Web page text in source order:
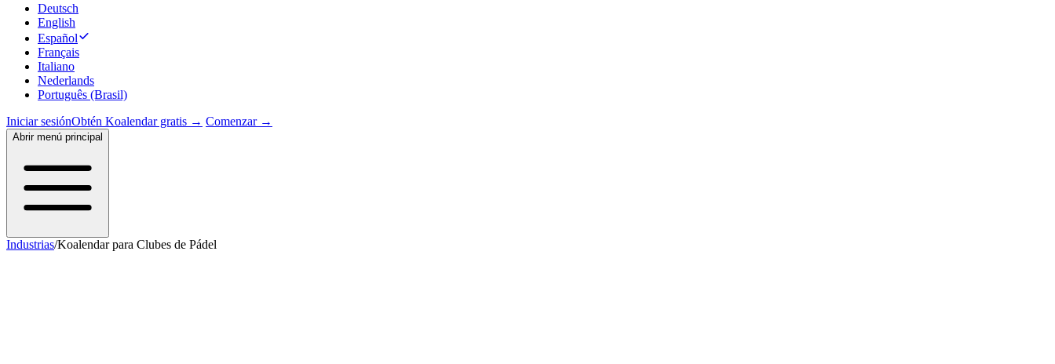
Deutsch
English
Español
Français
Italiano
Nederlands
Português (Brasil)
Iniciar sesiónObtén Koalendar gratis → Comenzar →
Abrir menú principal
Industrias/Koalendar para Clubes de Pádel